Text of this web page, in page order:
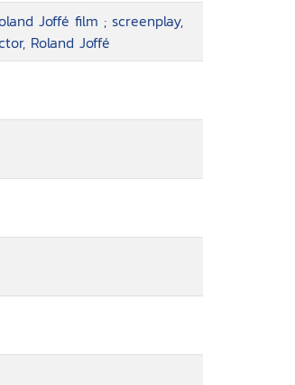
Joffé film ; screenplay,
Roland Joffé